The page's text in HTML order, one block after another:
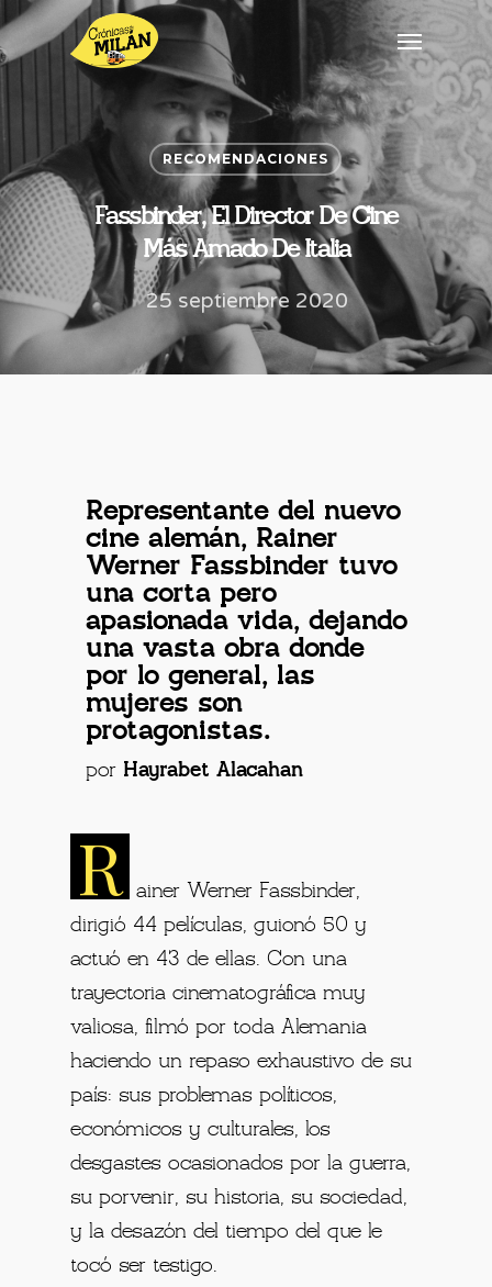
RECOMENDACIONES
Fassbinder, El Director De Cine
Más Amado De Italia
25 septiembre 2020
Representante del nuevo
cine alemán, Rainer
Werner Fassbinder tuvo
una corta pero
apasionada vida, dejando
una vasta obra donde
por lo general, las
mujeres son
protagonistas.
por Hayrabet Alacahan
R
ainer Werner Fassbinder,
dirigió 44 películas, guionó 50 y
actuó en 43 de ellas. Con una
trayectoria cinematográfica muy
valiosa, filmó por toda Alemania
haciendo un repaso exhaustivo de su
país: sus problemas políticos,
económicos y culturales, los
desgastes ocasionados por la guerra,
su porvenir, su historia, su sociedad,
y la desazón del tiempo del que le
tocó ser testigo.